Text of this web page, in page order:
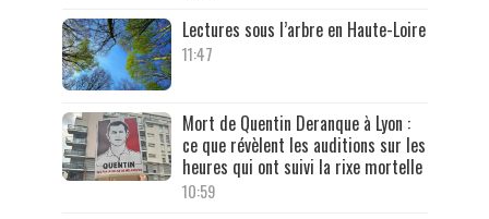
Lectures sous l’arbre en Haute-Loire
11:47
Mort de Quentin Deranque à Lyon :
ce que révèlent les auditions sur les
heures qui ont suivi la rixe mortelle
10:59